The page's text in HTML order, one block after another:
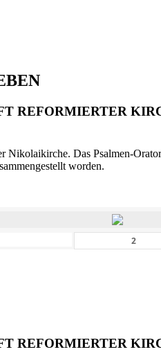
REFORMIERTER
Das Psalmen-
worden.
REFORMIERTER